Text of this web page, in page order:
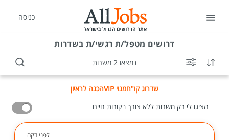
כניסה
דרושים מטפל/ת רגשי/ת בשדרות
נמצאו 2 משרות
שדרוג קו"חמנוי VIP
הכנה לראיון
הציגו לי רק משרות ללא צורך בקורות חיים
לפני דקה